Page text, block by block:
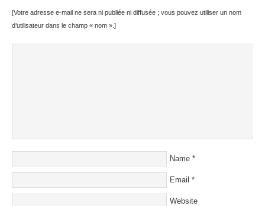
[Votre adresse e-mail ne sera ni publiée ni diffusée ; vous pouvez utiliser un nom
d’utilisateur dans le champ « nom ».]
Name *
Email *
Website